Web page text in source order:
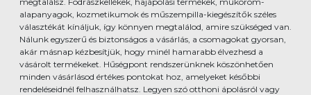
alapanyagok, kozmetikumok és műszempilla-kiegészítők széles
választékát kínáljuk, így könnyen megtalálod, amire szükséged van.
Nálunk egyszerű és biztonságos a vásárlás, a csomagokat gyorsan,
akár másnap kézbesítjük, hogy minél hamarabb élvezhesd a
vásárolt termékeket. Hűségpont rendszerünknek köszönhetően
minden vásárlásod értékes pontokat hoz, amelyeket későbbi
rendeléseidnél felhasználhatsz. Legyen szó otthoni ápolásról vagy